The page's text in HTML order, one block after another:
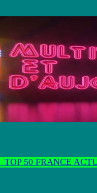
TOP 50 FRANCE